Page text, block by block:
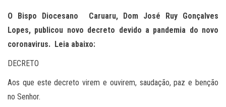
O Bispo Diocesano Caruaru, Dom José Ruy Gonçalves
Lopes, publicou novo decreto devido a pandemia do novo
coronavirus. Leia abaixo:
DECRETO
Aos que este decreto virem e ouvirem, saudação, paz e benção
no Senhor.